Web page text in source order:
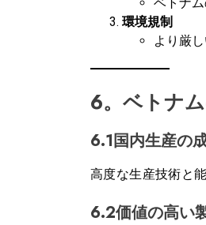
環境規制
より厳
6。ベトナ
6.1国内生産の
高度な生産技術と
6.2価値の高い